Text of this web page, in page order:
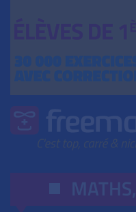
MATHS,